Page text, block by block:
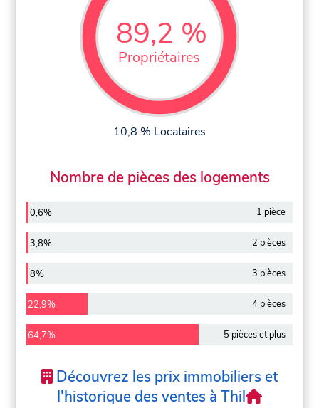
89,2 %
Propriétaires
10,8 % Locataires
Nombre de pièces des logements
0,6% 1 pièce
3,8% 2 pièces
8% 3 pièces
22,9% 4 pièces
64,7% 5 pièces et plus
Découvrez les prix immobiliers et
l'historique des ventes à Thil